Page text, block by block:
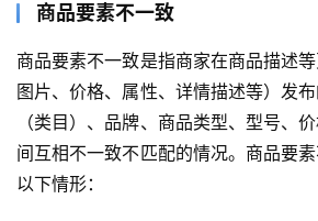
商品要素不一致
商品要素不一致是指商家在商品描述等
图片、价格、属性、详情描述等）发
（类目）、品牌、商品类型、型号、
间互相不一致不匹配的情况。商品要
以下情形：